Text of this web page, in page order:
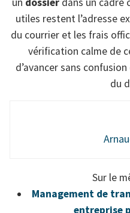
utiles restent l’adresse
du courrier et les frais
vérification calme de
d’avancer sans
du
Sur le
Management de
entreprise